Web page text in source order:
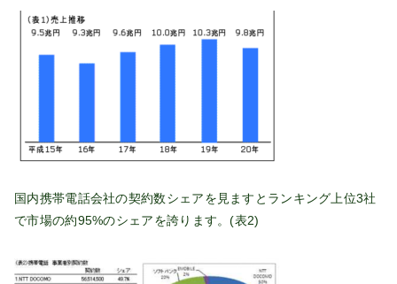
国内携帯電話会社の契約数シェアを見ますとランキング上位3社
で市場の約95%のシェアを誇ります。(表2)